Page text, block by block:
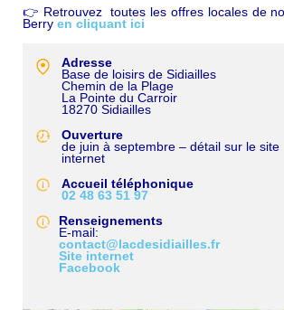
👉 Retrouvez toutes les offres locales de
Berry en cliquant ici
Adresse
Base de loisirs de Sidiailles
Chemin de la Plage
La Pointe du Carroir
18270 Sidiailles
Ouverture
de juin à septembre – détail sur le site
internet
Accueil téléphonique
02 48 63 51 97
Renseignements
E-mail
contact@lacdesidiailles.fr
Site internet
Facebook